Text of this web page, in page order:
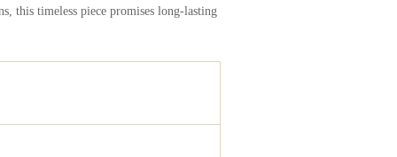
this timeless piece promises long-lasting